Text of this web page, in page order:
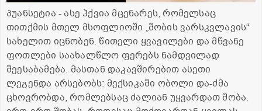
პუანსეტია - ასე ჰქვია მცენარეს, რომელსაც
თითქმის მთელ მსოფლიოში „შობის ვარსკვლავის“
სახელით იცნობენ. წითელი ყვავილები და მწვანე
ფოთლები საახალწლო ფერებს ნამდვილად
შეესაბამება. მასთან დაკავშირებით ასეთი
ლეგენდა არსებობს: მექსიკაში ობოლი და-ძმა
ცხოვრობდა, რომლებსაც ძალიან უყვარდათ შობა.